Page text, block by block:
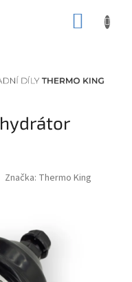
Značka: Thermo King